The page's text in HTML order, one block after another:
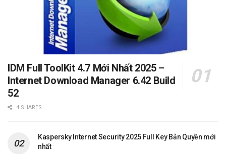
IDM Full ToolKit 4.7 Mới Nhất 2025 –
Internet Download Manager 6.42 Build
52
4 SHARES
Kaspersky Internet Security 2025 Full Key Bản Quyền mới
nhất